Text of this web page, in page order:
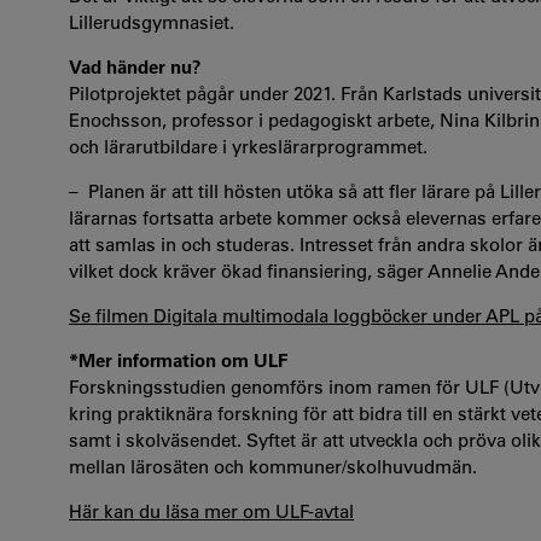
Lillerudsgymnasiet.
Vad händer nu?
Pilotprojektet pågår under 2021. Från Karlstads
Enochsson, professor i pedagogiskt arbete, Nina
och lärarutbildare i yrkeslärarprogrammet.
– Planen är att till hösten utöka så att fler lärare på
lärarnas fortsatta arbete kommer också elevernas
att samlas in och studeras. Intresset från andra skolor
vilket dock kräver ökad finansiering, sägerAnnelie
Se filmen Digitala multimodala loggböcker under APL
*Mer information om ULF
Forskningsstudien genomförs inom ramen för ULF
kring praktiknära forskning för att bidra till en stärkt
samt i skolväsendet. Syftet är att utveckla och pröva
mellan lärosäten och kommuner/skolhuvudmän.
Här kan du läsa mer om ULF-avtal